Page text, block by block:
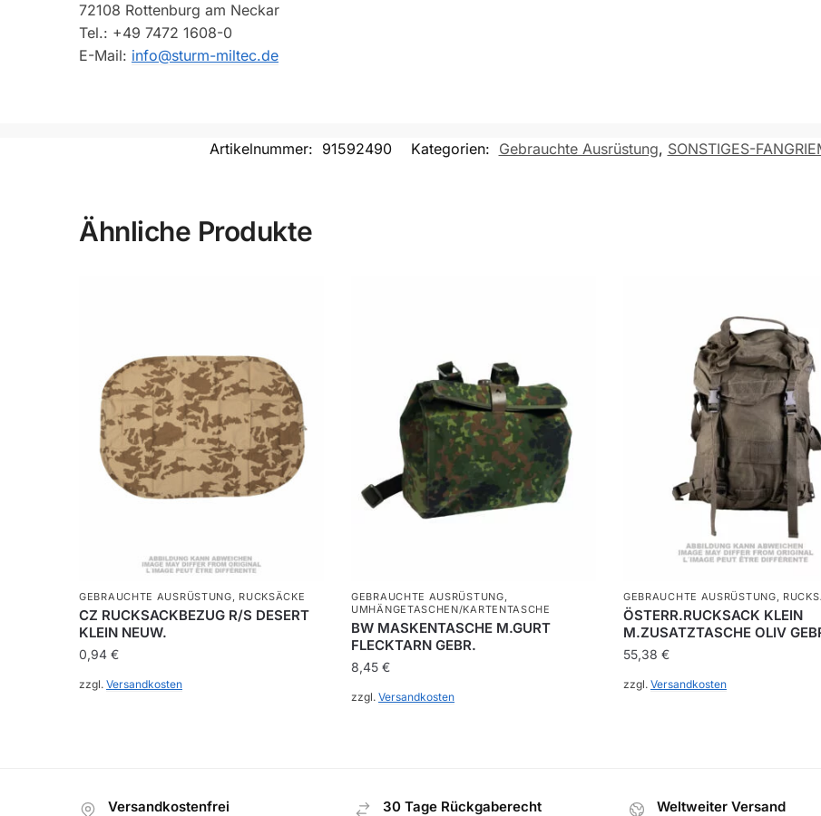
72108 Rottenburg am Neckar
Tel.: +49 7472 1608-0
E-Mail: info@sturm-miltec.de
Artikelnummer: 91592490 Kategorien: Gebrauchte Ausrüstung, SONSTIGES-
Ähnliche Produkte
GEBRAUCHTE AUSRÜSTUNG, RUCKSÄCKE
CZ RUCKSACKBEZUG R/S DESERT
KLEIN NEUW.
0,94€
zzgl.Versandkosten
GEBRAUCHTE AUSRÜSTUNG,
UMHÄNGETASCHEN/KARTENTASCHE
BW MASKENTASCHE M.GURT
FLECKTARN GEBR.
8,45 €
zzgl. Versandkosten
GEBRAUCHTE AUSRÜSTUNG,
ÖSTERR.RUCKSACK KLEIN
M.ZUSATZTASCHE OLIV
55,38 €
zzgl. Versandkosten
Versandkostenfrei 30 Tage Rückgaberecht Weltweiter Versand